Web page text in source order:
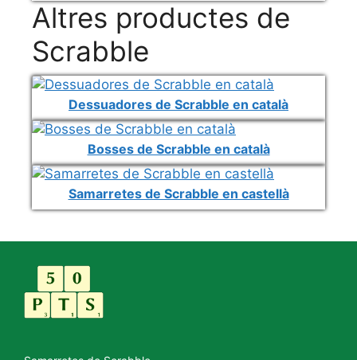
Altres productes de
Scrabble
Dessuadores de Scrabble en català
Bosses de Scrabble en català
Samarretes de Scrabble en castellà